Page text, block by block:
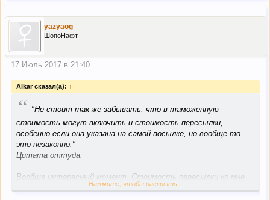
yazyaog
ШопоНафт
17 Июль 2017 в 21:40
Alkar сказал(а): ↑
“ "Не стоит так же забывать, что в таможенную
стоимость могут включить и стоимость пересылки,
особенно если она указана на самой посылке, но вообще-то
это незаконно."
Цитата оттуда.
Вообще интересный момент. Стоимость пересылки ко мне
как владельцу выставляет НП. Со своего склада в Украину.
Нажмите, чтобы раскрыть...